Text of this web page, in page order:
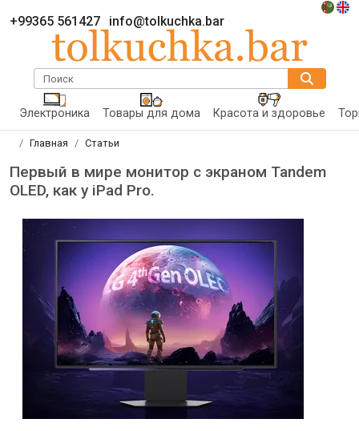
+99365 561427 info@tolkuchka.bar
Поиск
Электроника Товары для дома Красота и здоровье
Главная Статьи
Первый в мире монитор с экраном Tandem
OLED, как у iPad Pro.